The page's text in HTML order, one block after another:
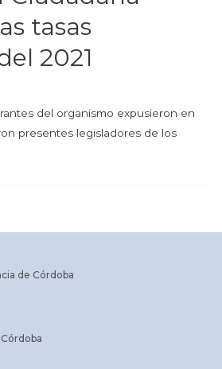
tasas
2021
del organismo expusieron en
presentes legisladores de los
de Córdoba